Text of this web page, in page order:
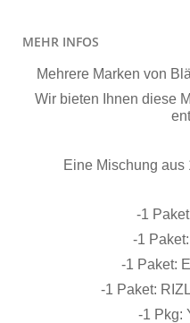
MEHR INFOS
Mehrere Marken von
Wir bieten Ihnen diese
Eine Mischung
-1
-1
-1 Paket:
-1 Paket:
-1 Pkg: